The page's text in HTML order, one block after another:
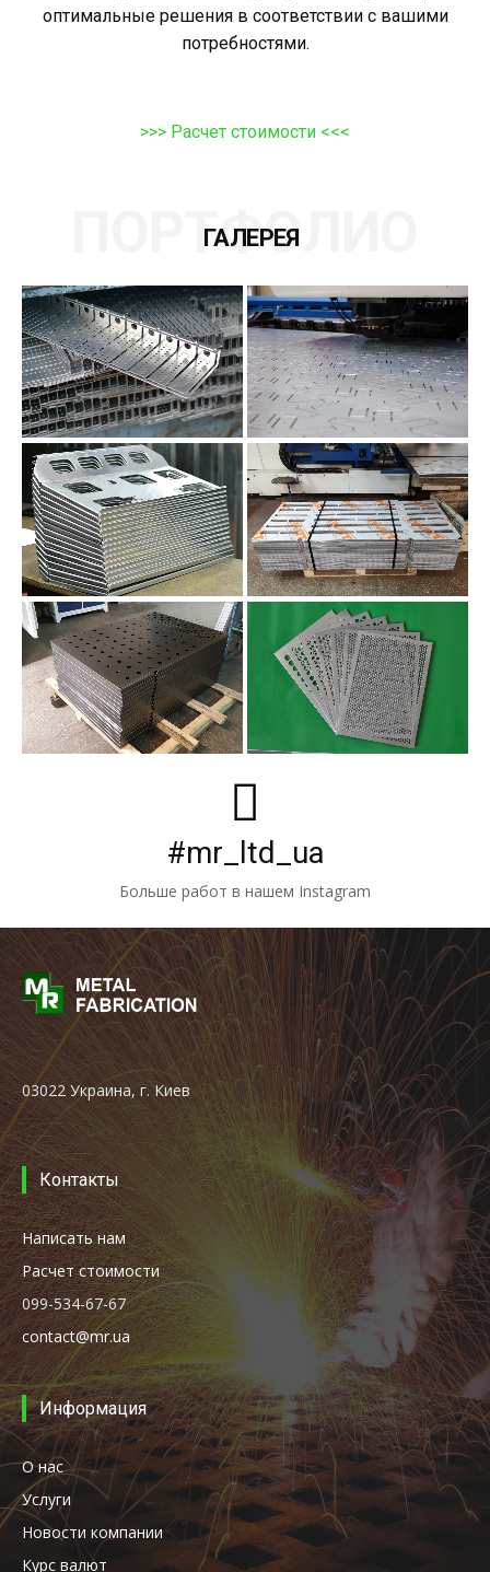
оптимальные решения в соответствии с вашими
потребностями.
>>> Расчет стоимости <<<
ГАЛЕРЕЯ
ПОРТФОЛИО
#mr_ltd_ua
Больше работ в нашем Instagram
03022 Украина, г. Киев
Контакты
Написать нам
Расчет стоимости
099-534-67-67
contact@mr.ua
Информация
О нас
Услуги
Новости компании
Курс валют